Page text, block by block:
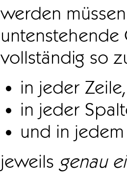
werden
vollständig so
in jeder Zeile,
in jeder
und in
jeweils genau